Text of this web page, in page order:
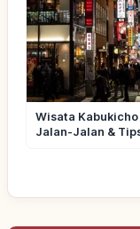
Wisata
Jalan-Jalan &